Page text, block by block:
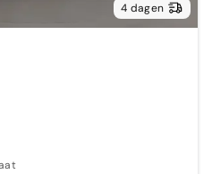
4 dagen